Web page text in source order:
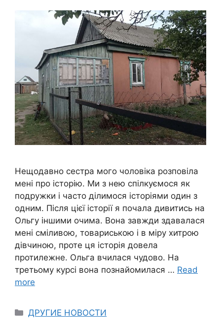
Нещодавно сестра мого чоловіка розповіла
мені про історію. Ми з нею спілкуємося як
подружки і часто ділимося історіями один з
одним. Після цієї історії я почала дивитись на
Ольгу іншими очима. Вона завжди здавалася
мені сміливою, товариською і в міру хитрою
дівчиною, проте ця історія довела
протилежне. Ольга вчилася чудово. На
третьому курсі вона познайомилася … Read
more
Categories
ДРУГИЕ НОВОСТИ